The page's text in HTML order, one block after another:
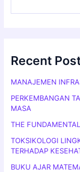
Recent
MANAJEMEN
PERKEMBANGAN
MASA
THE
TOKSIKOLOGI
TERHADAP
BUKU AJAR